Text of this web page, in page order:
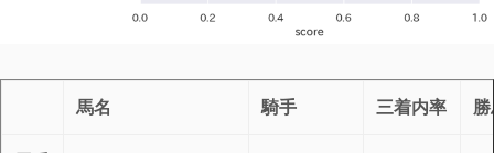
馬名 騎手 三着内率